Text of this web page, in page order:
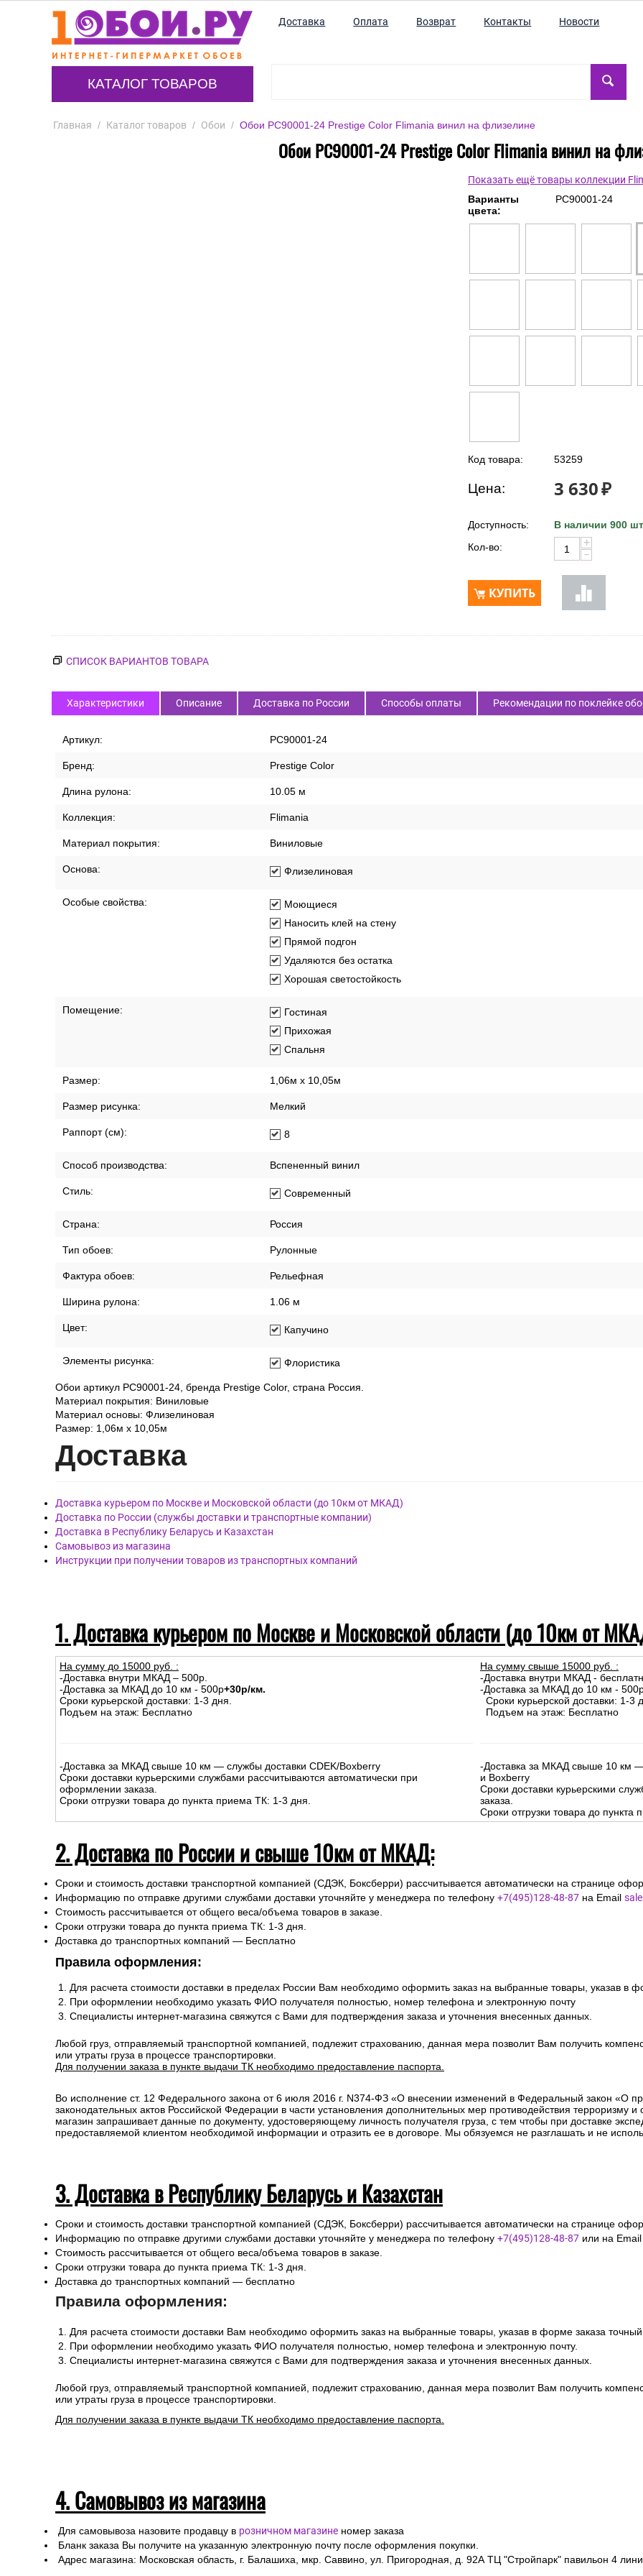
КАТАЛОГ ТОВАРОВ
Доставка Оплата Возврат Контакты Новости
Главная / Каталог товаров / Обои / Обои PC90001-24 Prestige Color Flimania винил на флизелине
Обои PC90001-24 Prestige Color Flimania винил на
Показать ещё товары коллекции
Варианты
цвета:
PC90001-24
Код товара: 53259
Цена: 3 630₽
Доступность:
В наличии 900
Кол-во:
+
−
КУПИТЬ
СПИСОК ВАРИАНТОВ ТОВАРА
Характеристики Описание Доставка по России Способы оплаты Рекомендации по поклейке
Артикул: PC90001-24
Бренд: Prestige Color
Длина рулона: 10.05 м
Коллекция: Flimania
Материал покрытия: Виниловые
Основа: Флизелиновая
Особые свойства:
Моющиеся
Наносить клей на стену
Прямой подгон
Удаляются без остатка
Хорошая светостойкость
Помещение:
Гостиная
Прихожая
Спальня
Размер: 1,06м х 10,05м
Размер рисунка: Мелкий
Раппорт (см): 8
Способ производства: Вспененный винил
Стиль: Современный
Страна: Россия
Тип обоев: Рулонные
Фактура обоев: Рельефная
Ширина рулона: 1.06 м
Цвет: Капучино
Элементы рисунка: Флористика
Обои артикул PC90001-24, бренда Prestige Color, страна Россия.
Материал покрытия: Виниловые
Материал основы: Флизелиновая
Размер: 1,06м х 10,05м
Доставка
Доставка курьером по Москве и Московской области (до 10км от МКАД)
Доставка по России (службы доставки и транспортные компании)
Доставка в Республику Беларусь и Казахстан
Самовывоз из магазина
Инструкции при получении товаров из транспортных компаний
1. Доставка курьером по Москве и Московской области (до 10км от
На сумму до 15000 руб. :
-Доставка внутри МКАД – 500р.
-Доставка за МКАД до 10 км - 500р+30р/км.
Сроки курьерской доставки: 1-3 дня.
Подъем на этаж: Бесплатно
-Доставка за МКАД свыше 10 км — службы доставки CDEK/Boxberry
Сроки доставки курьерскими службами рассчитываются автоматически при
оформлении заказа.
Сроки отгрузки товара до пункта приема ТК: 1-3 дня.
На сумму свыше 15000 руб. :
-Доставка внутри МКАД -
-Доставка за МКАД до 10 км -
Сроки курьерской доставки: 1-3
Подъем на этаж: Бесплатно
-Доставка за МКАД свыше 10 км —
и Boxberry
Сроки доставки курьерскими
заказа.
Сроки отгрузки товара до
2. Доставка по России и свыше 10км от МКАД:
Сроки и стоимость доставки транспортной компанией (СДЭК, Боксберри) рассчитывается автоматически на странице
Информацию по отправке другими службами доставки уточняйте у менеджера по телефону +7(495)128-48-87 на Email
Стоимость рассчитывается от общего веса/объема товаров в заказе.
Сроки отгрузки товара до пункта приема ТК: 1-3 дня.
Доставка до транспортных компаний — Бесплатно
Правила оформления:
Для расчета стоимости доставки в пределах России Вам необходимо оформить заказ на выбранные товары, указав в
При оформлении необходимо указать ФИО получателя полностью, номер телефона и электронную почту
Специалисты интернет-магазина свяжутся с Вами для подтверждения заказа и уточнения внесенных данных.
Любой груз, отправляемый транспортной компанией, подлежит страхованию, данная мера позволит Вам получить
или утраты груза в процессе транспортировки.
Для получении заказа в пункте выдачи ТК необходимо предоставление паспорта.
Во исполнение ст. 12 Федерального закона от 6 июля 2016 г. N374-ФЗ «О внесении изменений в Федеральный закон «О
законодательных актов Российской Федерации в части установления дополнительных мер противодействия терроризму
магазин запрашивает данные по документу, удостоверяющему личность получателя груза, с тем чтобы при доставке
предоставляемой клиентом необходимой информации и отразить ее в договоре. Мы обязуемся не разглашать и не
3. Доставка в Республику Беларусь и Казахстан
Сроки и стоимость доставки транспортной компанией (СДЭК, Боксберри) рассчитывается автоматически на странице
Информацию по отправке другими службами доставки уточняйте у менеджера по телефону +7(495)128-48-87 или на
Стоимость рассчитывается от общего веса/объема товаров в заказе.
Сроки отгрузки товара до пункта приема ТК: 1-3 дня.
Доставка до транспортных компаний — бесплатно
Правила оформления:
Для расчета стоимости доставки Вам необходимо оформить заказ на выбранные товары, указав в форме заказа
При оформлении необходимо указать ФИО получателя полностью, номер телефона и электронную почту.
Специалисты интернет-магазина свяжутся с Вами для подтверждения заказа и уточнения внесенных данных.
Любой груз, отправляемый транспортной компанией, подлежит страхованию, данная мера позволит Вам получить
или утраты груза в процессе транспортировки.
Для получении заказа в пункте выдачи ТК необходимо предоставление паспорта.
4. Самовывоз из магазина
Для самовывоза назовите продавцу в розничном магазине номер заказа
Бланк заказа Вы получите на указанную электронную почту после оформления покупки.
Адрес магазина: Московская область, г. Балашиха, мкр. Саввино, ул. Пригородная, д. 92А ТЦ "Стройпарк" павильон 4